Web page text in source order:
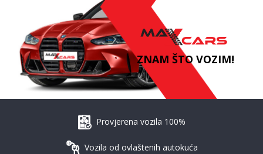
ZNAM ŠTO VOZIM!
Provjerena vozila 100%
Vozila od ovlaštenih autokuća